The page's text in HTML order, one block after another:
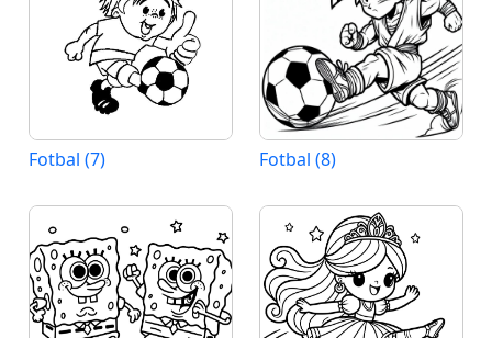
Fotbal (7) Fotbal (8)